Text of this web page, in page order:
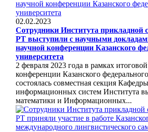
02.02.2023
Сотрудники Института прикладной
РТ выступили с научными
научной конференции Казанского
университета
2 февраля 2023 года в рамках
конференции Казанского
состоялась совместная секция Кафедры
информационных систем Института
математики и Информационных...